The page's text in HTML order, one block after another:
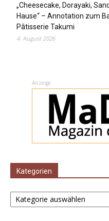
„Cheesecake, Dorayaki,
Hause“ – Annotation zum
Pâtisserie Takumi
4. August 2026
Anzeige
Kategorien
Kategorien